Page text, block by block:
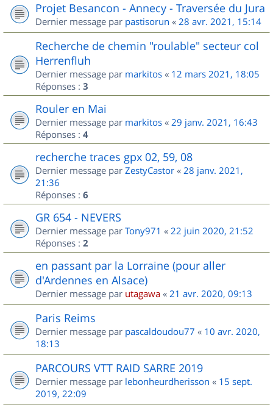
Projet Besancon - Annecy - Traversée du Jura
Dernier message par pastisorun « 28 avr. 2021, 15:14
Recherche de chemin "roulable" secteur col
Herrenfluh
Dernier message par markitos « 12 mars 2021, 18:05
Réponses : 3
Rouler en Mai
Dernier message par markitos « 29 janv. 2021, 16:43
Réponses : 4
recherche traces gpx 02, 59, 08
Dernier message par ZestyCastor « 28 janv. 2021,
21:36
Réponses : 6
GR 654 - NEVERS
Dernier message par Tony971 « 22 juin 2020, 21:52
Réponses : 2
en passant par la Lorraine (pour aller
d'Ardennes en Alsace)
Dernier message par utagawa « 21 avr. 2020, 09:13
Paris Reims
Dernier message par pascaldoudou77 « 10 avr. 2020,
18:13
PARCOURS VTT RAID SARRE 2019
Dernier message par lebonheurdherisson « 15 sept.
2019, 22:09